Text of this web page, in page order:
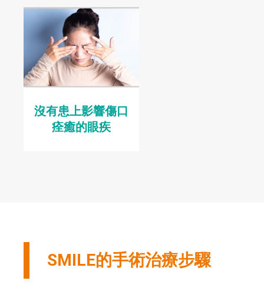
沒有患上影響傷口
痊癒的眼疾
SMILE的手術治療步驟